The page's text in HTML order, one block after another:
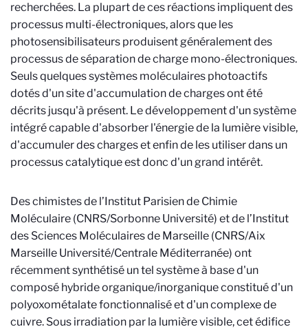
recherchées. La plupart de ces réactions impliquent des
processus multi-électroniques, alors que les
photosensibilisateurs produisent généralement des
processus de séparation de charge mono-électroniques.
Seuls quelques systèmes moléculaires photoactifs
dotés d'un site d'accumulation de charges ont été
décrits jusqu'à présent. Le développement d'un système
intégré capable d'absorber l'énergie de la lumière visible,
d'accumuler des charges et enfin de les utiliser dans un
processus catalytique est donc d'un grand intérêt.
Des chimistes de l’Institut Parisien de Chimie
Moléculaire (CNRS/Sorbonne Université) et de l’Institut
des Sciences Moléculaires de Marseille (CNRS/Aix
Marseille Université/Centrale Méditerranée) ont
récemment synthétisé un tel système à base d'un
composé hybride organique/inorganique constitué d'un
polyoxométalate fonctionnalisé et d'un complexe de
cuivre. Sous irradiation par la lumière visible, cet édifice